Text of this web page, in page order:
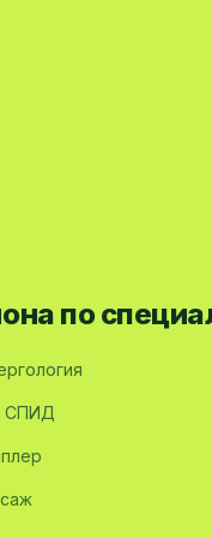
по
СПИД